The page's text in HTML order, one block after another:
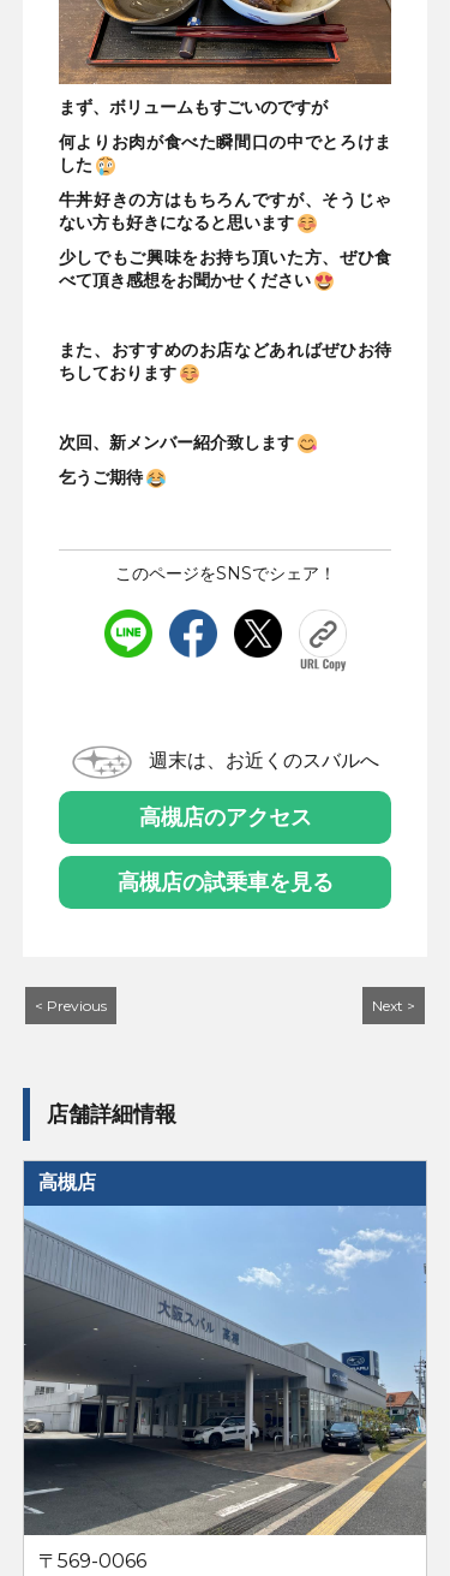
まず、ボリュームもすごいのですが
何よりお肉が食べた瞬間口の中でとろけま
した
牛丼好きの方はもちろんですが、そうじゃ
ない方も好きになると思います
少しでもご興味をお持ち頂いた方、ぜひ食
べて頂き感想をお聞かせください
また、おすすめのお店などあればぜひお待
ちしております
次回、新メンバー紹介致します
乞うご期待
このページをSNSでシェア！
週末は、お近くのスバルへ
高槻店のアクセス
高槻店の試乗車を見る
< Previous Next >
店舗詳細情報
高槻店
〒569-0066